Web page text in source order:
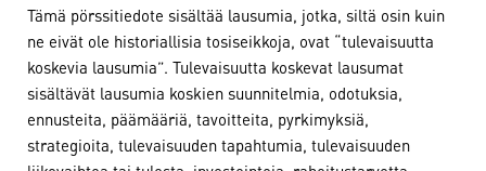
Tämä pörssitiedote sisältää lausumia, jotka, siltä osin kuin
ne eivät ole historiallisia tosiseikkoja, ovat “tulevaisuutta
koskevia lausumia”. Tulevaisuutta koskevat lausumat
sisältävät lausumia koskien suunnitelmia, odotuksia,
ennusteita, päämääriä, tavoitteita, pyrkimyksiä,
strategioita, tulevaisuuden tapahtumia, tulevaisuuden